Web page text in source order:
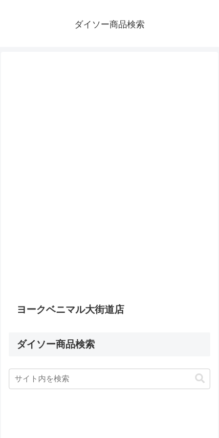
ダイソー商品検索
ヨークベニマル大街道店
ダイソー商品検索